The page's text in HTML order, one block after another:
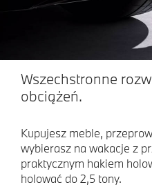
Wszechstronne
obciążeń.
Kupujesz meble,
wybierasz na wakacje z
praktycznym hakiem
holować do 2,5 tony.